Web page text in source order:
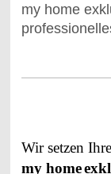
my home
Wir setzen
my home